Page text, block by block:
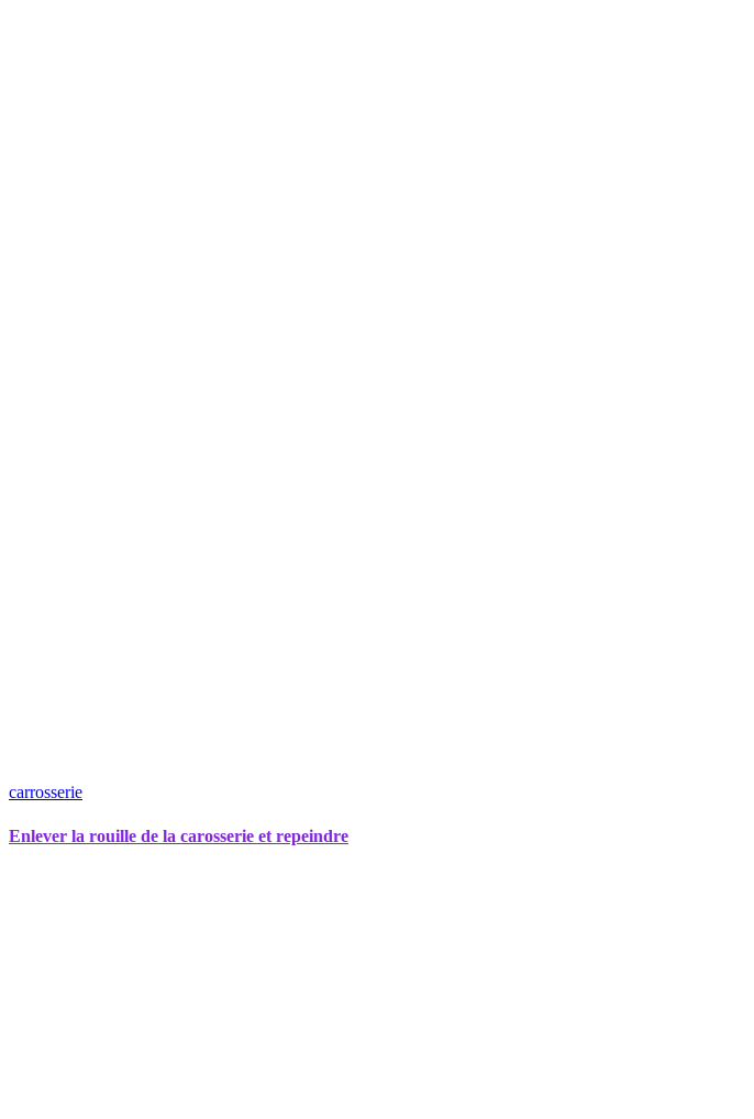
carrosserie
Enlever la rouille de la carosserie et repeindre